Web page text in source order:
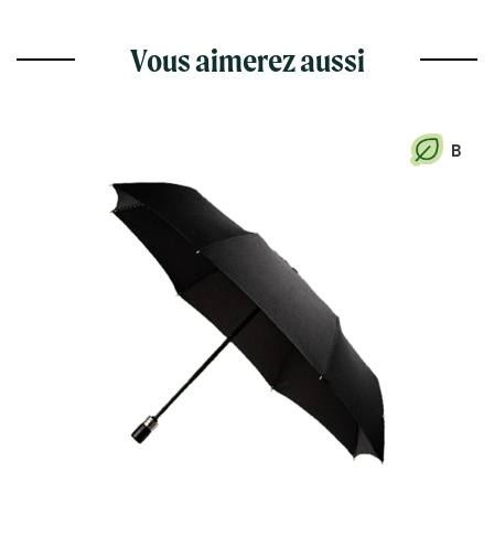
Vous aimerez aussi
B